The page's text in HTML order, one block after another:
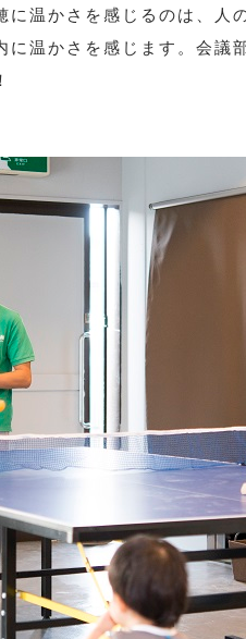
に温かさを感じるのは、人
に温かさを感じます。会議